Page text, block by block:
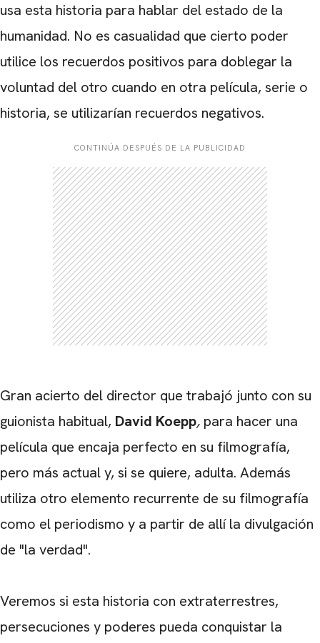
usa esta historia para hablar del estado de la
humanidad. No es casualidad que cierto poder
utilice los recuerdos positivos para doblegar la
voluntad del otro cuando en otra película, serie o
historia, se utilizarían recuerdos negativos.
CONTINÚA DESPUÉS DE LA PUBLICIDAD
Gran acierto del director que trabajó junto con su
guionista habitual, David Koepp, para hacer una
película que encaja perfecto en su filmografía,
pero más actual y, si se quiere, adulta. Además
utiliza otro elemento recurrente de su filmografía
como el periodismo y a partir de allí la divulgación
de "la verdad".
Veremos si esta historia con extraterrestres,
persecuciones y poderes pueda conquistar la